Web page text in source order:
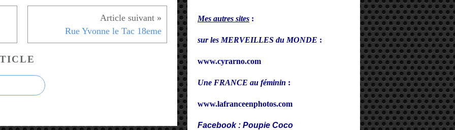
Rue Yvonne le Tac 18eme
Mes autres sites :
sur les MERVEILLES du MONDE :
www.cyrarno.com
Une FRANCE au féminin :
www.lafranceenphotos.com
Facebook : Poupie Coco